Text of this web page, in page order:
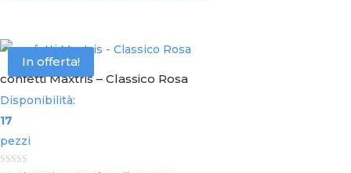
In offerta!
confetti Maxtris – Classico Rosa
Disponibilità:
17
pezzi